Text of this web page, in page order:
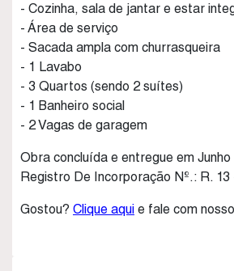
- Cozinha, sala de jantar e estar
- Área de serviço
- Sacada ampla com churrasqueira
- 1 Lavabo
- 3 Quartos (sendo 2 suítes)
- 1 Banheiro social
- 2 Vagas de garagem
Obra concluída e entregue em
Registro De Incorporação Nº.: R.
Gostou? Clique aqui e fale com